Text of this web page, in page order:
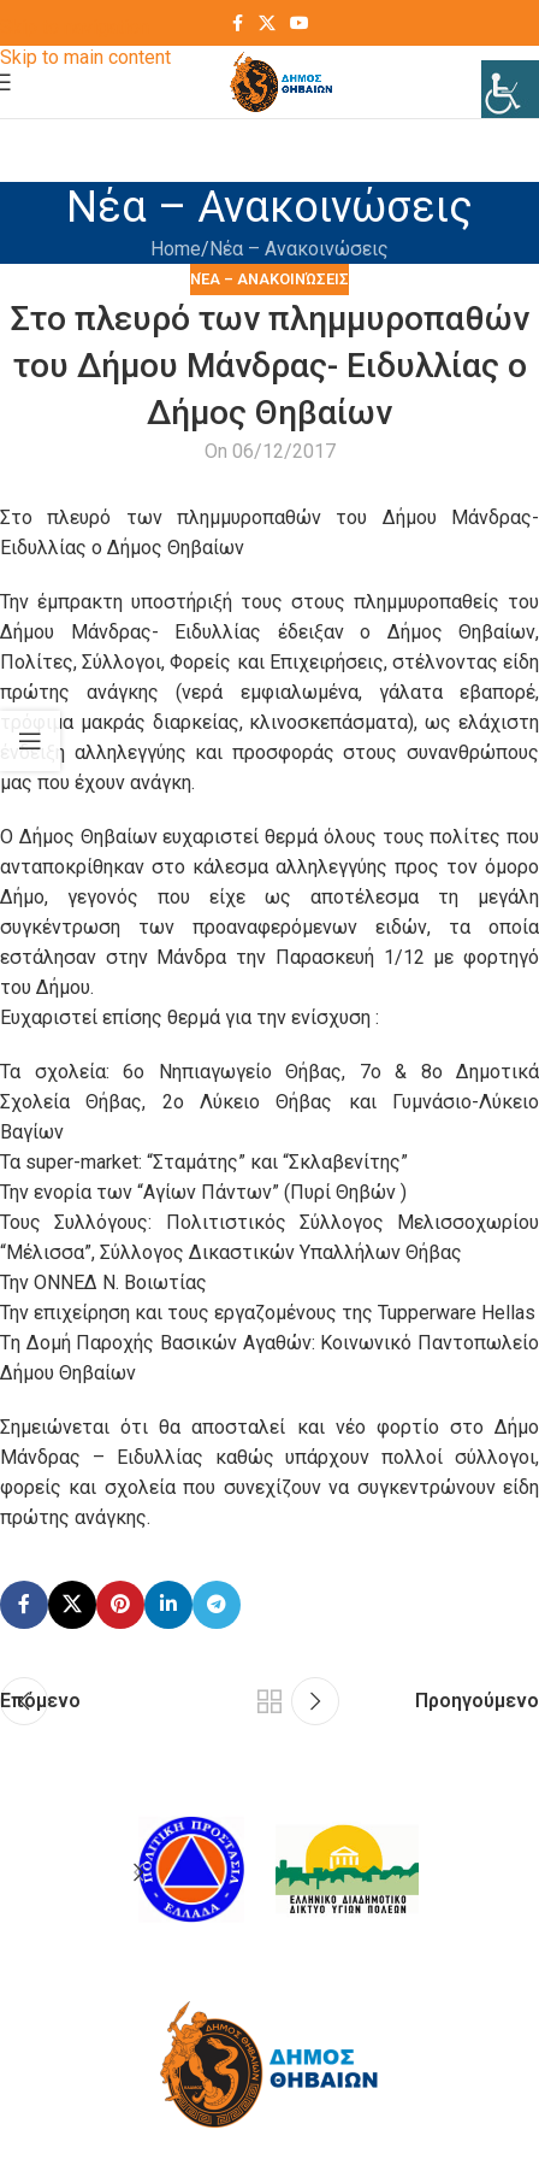
Skip to main content
Νέα – Ανακοινώσεις
Home Νέα – Ανακοινώσεις
ΝΈΑ – ΑΝΑΚΟΙΝΏΣΕΙΣ
Στο πλευρό των πλημμυροπαθών
του Δήμου Μάνδρας- Ειδυλλίας ο
Δήμος Θηβαίων
On 06/12/2017
Στο πλευρό των πλημμυροπαθών του Δήμου Μάνδρας-
Ειδυλλίας ο Δήμος Θηβαίων
Την έμπρακτη υποστήριξή τους στους πλημμυροπαθείς του
Δήμου Μάνδρας- Ειδυλλίας έδειξαν ο Δήμος Θηβαίων,
Πολίτες, Σύλλογοι, Φορείς και Επιχειρήσεις, στέλνοντας είδη
πρώτης ανάγκης (νερά εμφιαλωμένα, γάλατα εβαπορέ,
τρόφιμα μακράς διαρκείας, κλινοσκεπάσματα), ως ελάχιστη
ένδειξη αλληλεγγύης και προσφοράς στους συνανθρώπους
μας που έχουν ανάγκη.
Ο Δήμος Θηβαίων ευχαριστεί θερμά όλους τους πολίτες που
ανταποκρίθηκαν στο κάλεσμα αλληλεγγύης προς τον όμορο
Δήμο, γεγονός που είχε ως αποτέλεσμα τη μεγάλη
συγκέντρωση των προαναφερόμενων ειδών, τα οποία
εστάλησαν στην Μάνδρα την Παρασκευή 1/12 με φορτηγό
του Δήμου.
Ευχαριστεί επίσης θερμά για την ενίσχυση :
Τα σχολεία: 6ο Νηπιαγωγείο Θήβας, 7ο & 8ο Δημοτικά
Σχολεία Θήβας, 2ο Λύκειο Θήβας και Γυμνάσιο-Λύκειο
Βαγίων
Τα super-market: “Σταμάτης” και “Σκλαβενίτης”
Την ενορία των “Αγίων Πάντων” (Πυρί Θηβών )
Τους Συλλόγους: Πολιτιστικός Σύλλογος Μελισσοχωρίου
“Μέλισσα”, Σύλλογος Δικαστικών Υπαλλήλων Θήβας
Την ΟΝΝΕΔ Ν. Βοιωτίας
Την επιχείρηση και τους εργαζομένους της Tupperware Hellas
Tη Δομή Παροχής Βασικών Αγαθών: Κοινωνικό Παντοπωλείο
Δήμου Θηβαίων
Σημειώνεται ότι θα αποσταλεί και νέο φορτίο στο Δήμο
Μάνδρας – Ειδυλλίας καθώς υπάρχουν πολλοί σύλλογοι,
φορείς και σχολεία που συνεχίζουν να συγκεντρώνουν είδη
πρώτης ανάγκης.
Επόμενο Προηγούμενο